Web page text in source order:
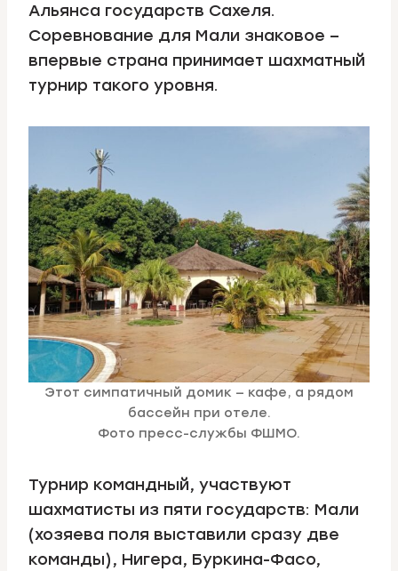
Альянса государств Сахеля.
Соревнование для Мали знаковое –
впервые страна принимает шахматный
турнир такого уровня.
Этот симпатичный домик — кафе, а рядом
бассейн при отеле.
Фото пресс-службы ФШМО.
Турнир командный, участвуют
шахматисты из пяти государств: Мали
(хозяева поля выставили сразу две
команды), Нигера, Буркина-Фасо,